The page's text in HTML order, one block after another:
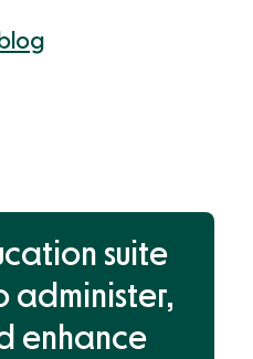
blog
suite
administer,
enhance